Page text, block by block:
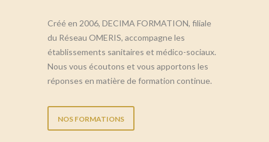
Créé en 2006, DECIMA FORMATION, filiale
du Réseau OMERIS, accompagne les
établissements sanitaires et médico-sociaux.
Nous vous écoutons et vous apportons les
réponses en matière de formation continue.
NOS FORMATIONS